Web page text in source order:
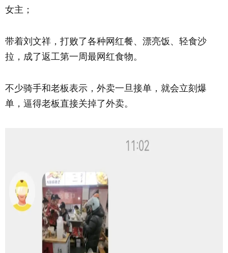
女主；
带着刘文祥，打败了各种网红餐、漂亮饭、轻食沙
拉，成了返工第一周最网红食物。
不少骑手和老板表示，外卖一旦接单，就会立刻爆
单，逼得老板直接关掉了外卖。